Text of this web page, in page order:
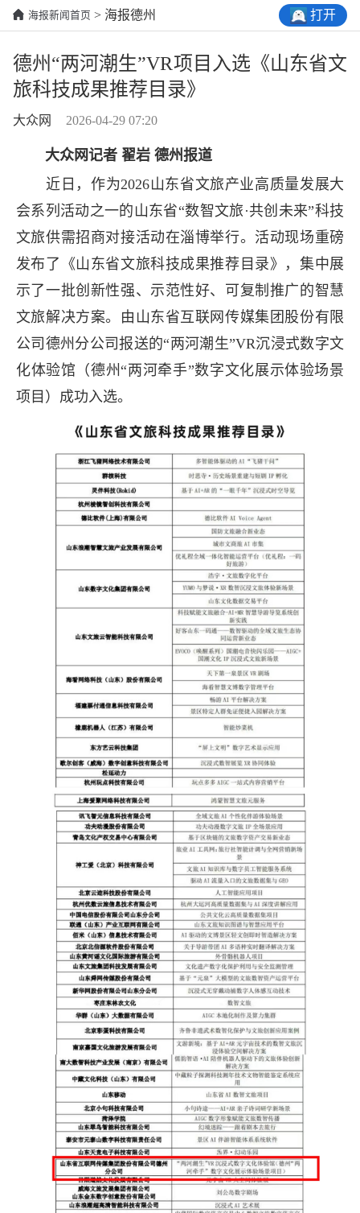
海报新闻首页 > 海报德州 打开
德州“两河潮生”VR项目入选《山东省文
旅科技成果推荐目录》
大众网 2026-04-29 07:20
大众网记者 翟岩 德州报道
近日，作为2026山东省文旅产业高质量发展大
会系列活动之一的山东省“数智文旅·共创未来”科技
文旅供需招商对接活动在淄博举行。活动现场重磅
发布了《山东省文旅科技成果推荐目录》，集中展
示了一批创新性强、示范性好、可复制推广的智慧
文旅解决方案。由山东省互联网传媒集团股份有限
公司德州分公司报送的“两河潮生”VR沉浸式数字文
化体验馆（德州“两河牵手”数字文化展示体验场景
项目）成功入选。